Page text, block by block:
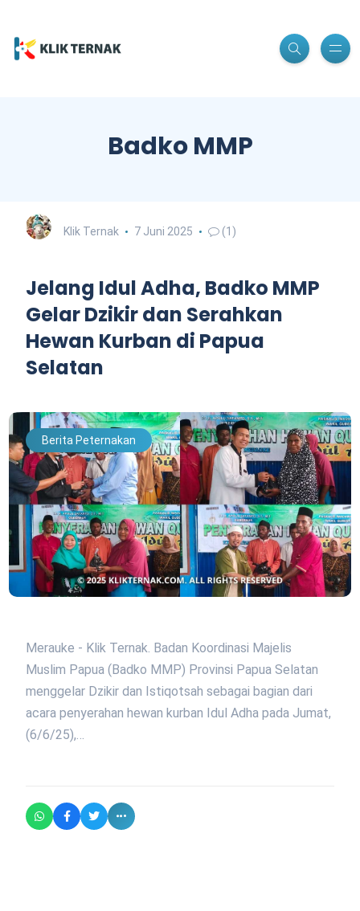
Badko MMP
Klik Ternak 7 Juni 2025 (1)
Jelang Idul Adha, Badko MMP
Gelar Dzikir dan Serahkan
Hewan Kurban di Papua
Selatan
Berita Peternakan
Merauke - Klik Ternak. Badan Koordinasi Majelis
Muslim Papua (Badko MMP) Provinsi Papua Selatan
menggelar Dzikir dan Istiqotsah sebagai bagian dari
acara penyerahan hewan kurban Idul Adha pada Jumat,
(6/6/25),…